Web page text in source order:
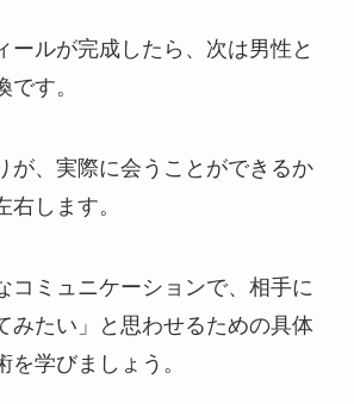
ールが完成したら、次は男性と
す。
が、実際に会うことができるか
右します。
コミュニケーションで、相手に
みたい」と思わせるための具体
学びましょう。